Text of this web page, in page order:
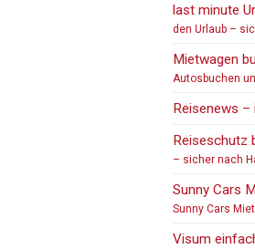
last minute
den Urlaub –
Mietwagen
Autosbuchen
Reisenews
Reiseschutz
– sicher nach
Sunny Cars
Sunny Cars
Visum